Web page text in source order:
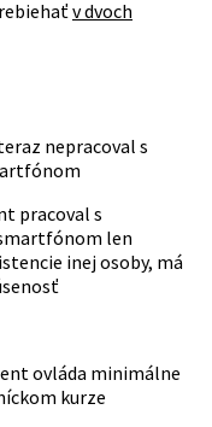
v dvoch
nepracoval s
pracoval s
len
inej osoby, má
ovláda minimálne
kurze